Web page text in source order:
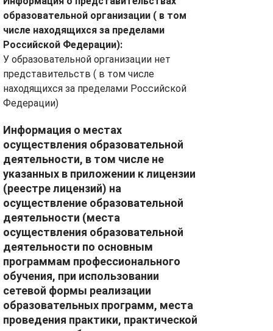
образовательной организации ( в том
числе находящихся за пределами
Российской Федерации):
У образовательной организации нет
представительств ( в том числе
находящихся за пределами Российской
Федерации)
Информация о местах
осуществления образовательной
деятельности, в том числе не
указанных в приложении к лицензии
(реестре лицензий) на
осуществление образовательной
деятельности (места
осуществления образовательной
деятельности по основным
программам профессионального
обучения, при использовании
сетевой формы реализации
образовательных программ, места
проведения практики, практической